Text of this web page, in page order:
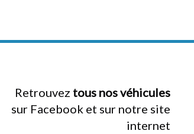
Retrouvez tous nos véhicules
sur Facebook et sur notre site
internet